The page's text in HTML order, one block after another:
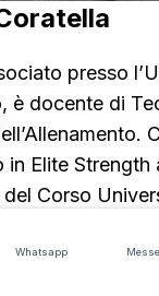
presso
è docente di
in Elite Strength
Corso
in
degli Infortuni
Collegio dei
Whatsapp